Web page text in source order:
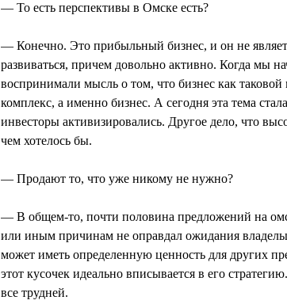
— То есть перспективы в Омске есть?
— Конечно. Это прибыльный бизнес, и он не
развиваться, причем довольно активно. Когда мы
воспринимали мысль о том, что бизнес как
комплекс, а именно бизнес. А сегодня эта тема
инвесторы активизировались. Другое дело, что
чем хотелось бы.
— Продают то, что уже никому не нужно?
— В общем-то, почти половина предложений на
или иным причинам не оправдал ожидания
может иметь определенную ценность для других
этот кусочек идеально вписывается в его
все трудней.